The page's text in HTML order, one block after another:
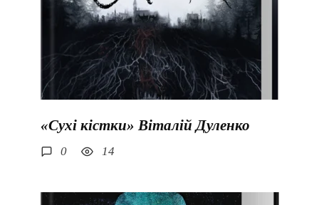
«Сухі кістки» Віталій Дуленко
0 14